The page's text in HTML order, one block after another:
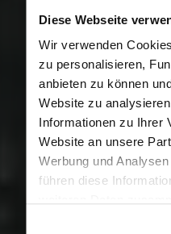
Diese Webseite
Wir verwenden
zu personalisieren,
anbieten zu können
Website zu
Informationen zu Ihrer
Website an unsere
Werbung und
führen diese